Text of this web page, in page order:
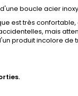
boucle acier
est très
mais
produit incolore